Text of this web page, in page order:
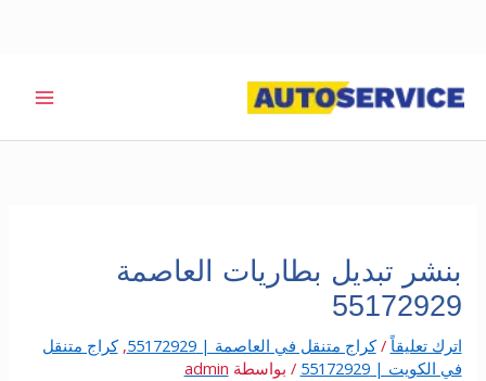
إلى
بنشر تبديل بطاريات العاصمة
55172929
اترك تعليقاً /كراج متنقل في العاصمة | 55172929 ,كراج متنقل
في الكويت | 55172929
/ بواسطة admin